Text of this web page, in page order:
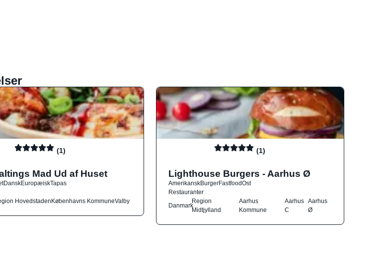
(1)
Mad Ud af Huset
DanskEuropæiskTapas
HovedstadenKøbenhavns KommuneValby
(1)
Lighthouse Burgers - Aarhus Ø
AmerikanskBurgerFastfoodOst
Restauranter
Danmark
Region
Midtjylland
Aarhus
Kommune
Aarhus
C
Aarhus
Ø